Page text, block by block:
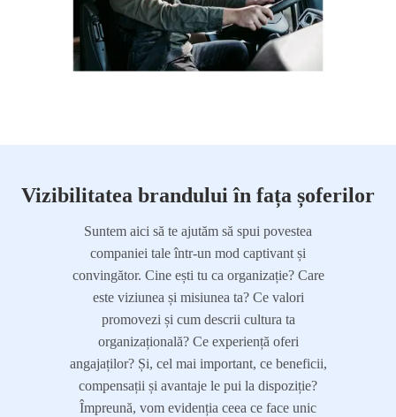
Vizibilitatea brandului în fața șoferilor
Suntem aici să te ajutăm să spui povestea
companiei tale într-un mod captivant și
convingător. Cine ești tu ca organizație? Care
este viziunea și misiunea ta? Ce valori
promovezi și cum descrii cultura ta
organizațională? Ce experiență oferi
angajaților? Și, cel mai important, ce beneficii,
compensații și avantaje le pui la dispoziție?
Împreună, vom evidenția ceea ce face unic